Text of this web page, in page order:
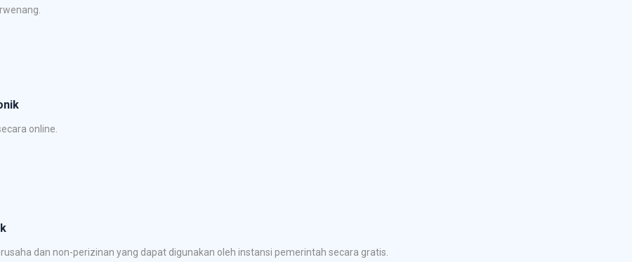
online.
dan non-perizinan yang dapat digunakan oleh instansi pemerintah secara gratis.